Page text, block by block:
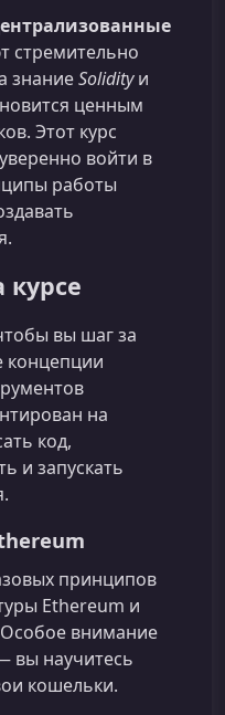
стремительно
знаниеSolidityи
ценным
Этот курс
войти в
работы
курсе
вы шаг за
концепции
на
код,
и запускать
принципов
Ethereum и
внимание
вы научитесь
кошельки.